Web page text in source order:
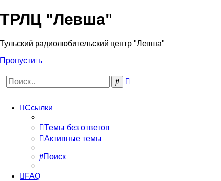
ТРЛЦ "Левша"
Тульский радиолюбительский центр "Левша"
Пропустить
Поиск
Ссылки
Темы без ответов
Активные темы
Поиск
FAQ